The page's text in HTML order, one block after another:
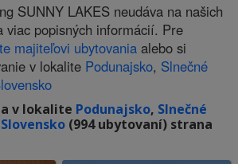
SUNNY LAKES neudáva na našich
viac popisných informácií. Pre
majiteľovi ubytovania alebo si
v lokalite Podunajsko, Slnečné
v lokalite Podunajsko, Slnečné
(994 ubytovaní) strana